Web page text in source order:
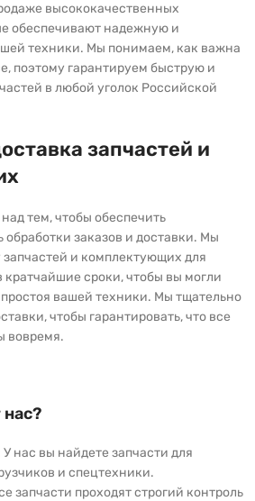
высококачественных
обеспечивают надежную и
техники. Мы понимаем, как важна
поэтому гарантируем быструю и
в любой уголок Российской
запчастей и
тем, чтобы обеспечить
заказов и доставки. Мы
и комплектующих для
кратчайшие сроки, чтобы вы могли
вашей техники. Мы тщательно
чтобы гарантировать, что все
вовремя.
У нас вы найдете запчасти для
и спецтехники.
запчасти проходят строгий контроль